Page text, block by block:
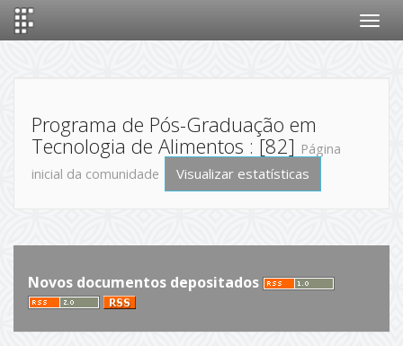
Programa de Pós-Graduação em
Tecnologia de Alimentos : [82] Página
inicial da comunidade
Visualizar estatísticas
Novos documentos depositados